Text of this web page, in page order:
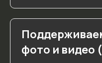
фото и видео